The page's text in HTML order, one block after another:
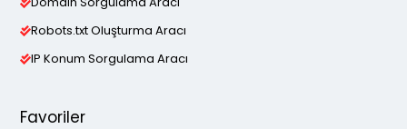
Robots.txt Oluşturma Aracı
IP Konum Sorgulama Aracı
Favoriler